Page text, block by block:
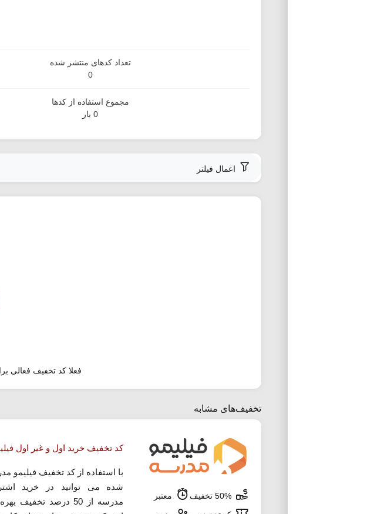
تعداد کدهای منتشر شده
0
مجموع استفاده از کدها
0 بار
اعمال فیلتر
فعلا کد تخفیف فعالی
تخفیف‌های مشابه
معتبر
کد تخفیف خرید اول و غیر اول
با استفاده از کد تخفیف فیلیمو
شده می توانید در خرید
مدرسه از 50 درصد تخفیف